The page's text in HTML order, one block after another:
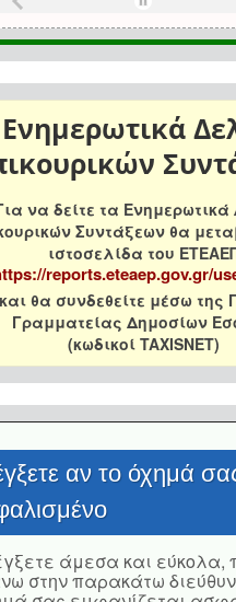
Ενημερωτικά
να δείτε τα Ενημερωτικά
Συντάξεων θα
ιστοσελίδα του
reports.eteaep.gov.gr/
και θα συνδεθείτε μέσω της
Γραμματείας Δημοσίων
(κωδικοί TAXISNET)
αν το όχημά
άμεσα και εύκολα,
στην παρακάτω